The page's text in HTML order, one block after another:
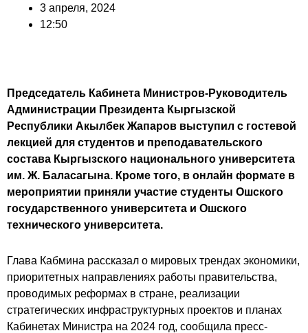
3 апреля, 2024
12:50
Председатель Кабинета Министров-Руководитель
Администрации Президента Кыргызской
Республики Акылбек Жапаров выступил с гостевой
лекцией для студентов и преподавательского
состава Кыргызского национального университета
им. Ж. Баласагына. Кроме того, в онлайн формате в
мероприятии приняли участие студенты Ошского
государственного университета и Ошского
технического университета.
Глава Кабмина рассказал о мировых трендах экономики,
приоритетных направлениях работы правительства,
проводимых реформах в стране, реализации
стратегических инфраструктурных проектов и планах
Кабинетах Министра на 2024 год, сообщила пресс-